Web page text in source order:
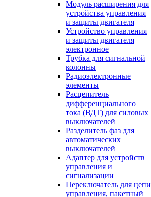
Модуль расширения для
устройства управления
и защиты двигателя
Устройство управления
и защиты двигателя
электронное
Трубка для сигнальной
колонны
Радиоэлектронные
элементы
Расцепитель
дифференциального
тока (ВДТ) для силовых
выключателей
Разделитель фаз для
автоматических
выключателей
Адаптер для устройств
управления и
сигнализации
Переключатель для цепи
управления, пакетный